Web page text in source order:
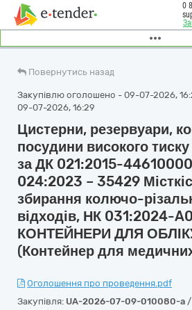
0
Повернутись назад
Закупівлю оголошено - 09-07-2026,
09-07-2026, 16:29
Цистерни, резервуари,
посудини високого
за ДК 021:2015-
024:2023 – 35429
збирання колючо-
відходів, НК 031:2024-
КОНТЕЙНЕРИ ДЛЯ
(Контейнер для
Оголошення про проведення.pdf
Закупівля: UA-2026-07-09-010080-a /